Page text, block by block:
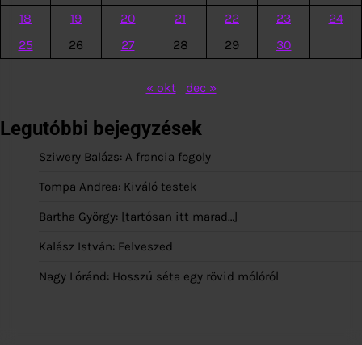
18
19 20 21 22 23
24
25
26 27 28 29 30
« okt dec »
Legutóbbi bejegyzések
Sziwery Balázs: A francia fogoly
Tompa Andrea: Kiváló testek
Bartha György: [tartósan itt marad…]
Kalász István: Felveszed
Nagy Lóránd: Hosszú séta egy rövid mólóról